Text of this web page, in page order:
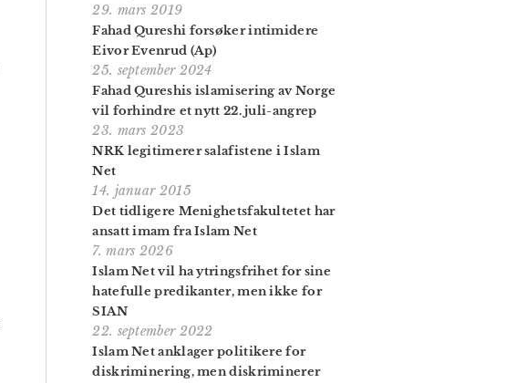
29. mars 2019
Fahad Qureshi forsøker intimidere
Eivor Evenrud (Ap)
25. september 2024
Fahad Qureshis islamisering av Norge
vil forhindre et nytt 22. juli-angrep
23. mars 2023
NRK legitimerer salafistene i Islam
Net
14. januar 2015
Det tidligere Menighets­fakultetet har
ansatt imam fra Islam Net
7. mars 2026
Islam Net vil ha ytringsfrihet for sine
hatefulle predikanter, men ikke for
SIAN
22. september 2022
Islam Net anklager politikere for
diskriminering, men diskriminerer